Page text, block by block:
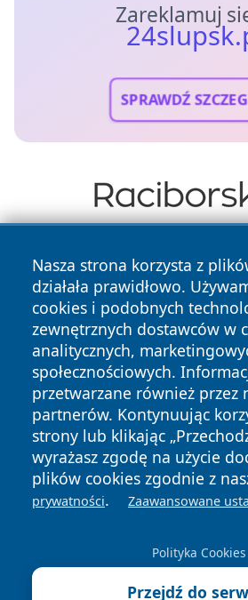
Zareklamuj
SPRAWDŹ
Nasza strona korzysta z
działała prawidłowo.
cookies i podobnych
zewnętrznych dostawców w
analitycznych,
społecznościowych.
przetwarzane również przez
partnerów. Kontynuując
strony lub klikając
wyrażasz zgodę na użycie
plików cookies zgodnie z
prywatności. Zaawansowane
Polityka Cookies
Przejdź do
Copyright © 2026 24slupsk.pl
News Autorzy
Polityka
Prywatności